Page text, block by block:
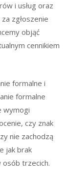
i usług oraz
zgłoszenie
objąć
cennikiem
formalne i
formalne
wymogi
czy znak
nie zachodzą
jak brak
osób trzecich.